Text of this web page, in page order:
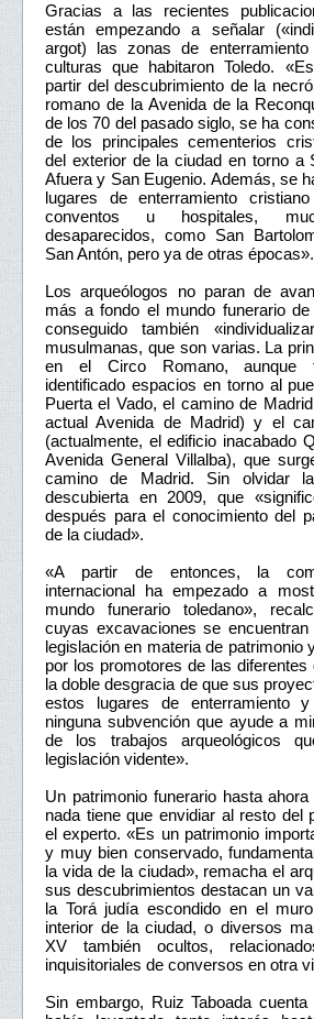
Gracias a las recientes
están empezando a señalar
argot) las zonas de
culturas que habitaron Toledo.
partir del descubrimiento de la
romano de la Avenida de la
de los 70 del pasado siglo, se ha
de los principales cementerios
del exterior de la ciudad en torno a
Afuera y San Eugenio. Además, se
lugares de enterramiento
conventos u hospitales,
desaparecidos, como San
San Antón, pero ya de otras épocas».
Los arqueólogos no paran de
más a fondo el mundo funerario
conseguido también
musulmanas, que son varias. La
en el Circo Romano, aunque
identificado espacios en torno al
Puerta el Vado, el camino de
actual Avenida de Madrid) y el
(actualmente, el edificio inacabado
Avenida General Villalba), que
camino de Madrid. Sin olvidar
descubierta en 2009, que
después para el conocimiento del
de la ciudad».
«A partir de entonces, la
internacional ha empezado a
mundo funerario toledano»,
cuyas excavaciones se
legislación en materia de patrimonio
por los promotores de las diferentes
la doble desgracia de que sus
estos lugares de enterramiento
ninguna subvención que ayude a
de los trabajos arqueológicos
legislación vidente».
Un patrimonio funerario hasta
nada tiene que envidiar al resto del
el experto. «Es un patrimonio
y muy bien conservado,
la vida de la ciudad», remacha el
sus descubrimientos destacan un
la Torá judía escondido en el
interior de la ciudad, o diversos
XV también ocultos,
inquisitoriales de conversos en otra
Sin embargo, Ruiz Taboada